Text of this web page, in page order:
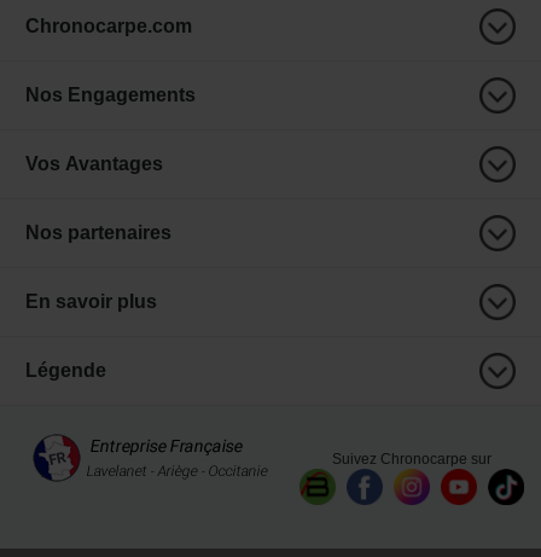
Chronocarpe.com
Nos Engagements
Vos Avantages
Nos partenaires
En savoir plus
Légende
Suivez Chronocarpe sur